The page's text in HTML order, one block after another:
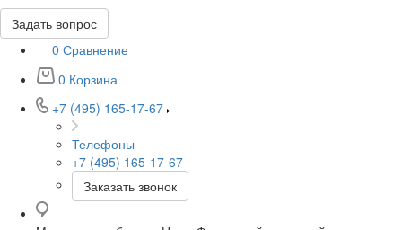
Задать вопрос
0 Сравнение
0 Корзина
+7 (495) 165-17-67
Телефоны
+7 (495) 165-17-67
Заказать звонок